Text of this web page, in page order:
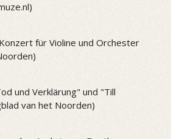
für Violine und Orchester
und Verklärung" und "Till
van het Noorden)